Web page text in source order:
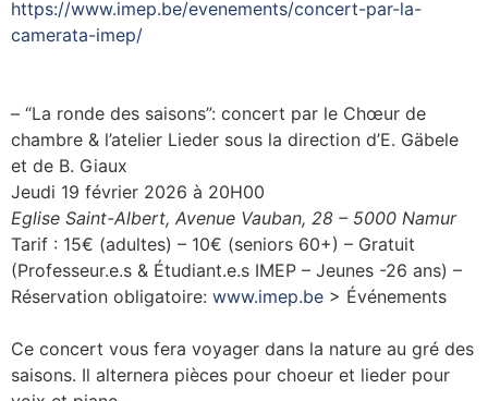
https://www.imep.be/evenements/concert-par-la-
camerata-imep/
– “La ronde des saisons”: concert par le Chœur de
chambre & l’atelier Lieder sous la direction d’E. Gäbele
et de B. Giaux
Jeudi 19 février 2026 à 20H00
Eglise Saint-Albert, Avenue Vauban, 28 – 5000 Namur
Tarif : 15€ (adultes) – 10€ (seniors 60+) – Gratuit
(Professeur.e.s & Étudiant.e.s IMEP – Jeunes -26 ans) –
Réservation obligatoire: www.imep.be > Événements
Ce concert vous fera voyager dans la nature au gré des
saisons. Il alternera pièces pour choeur et lieder pour